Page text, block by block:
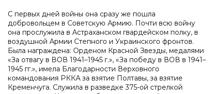
С первых дней войны она сразу же пошла
добровольцем в Советскую Армию. Почти всю войну
она прослужила в Астраханском гвардейском полку, в
воздушной Армии Степного и Украинского фронтов.
Была награждена: Орденом Красной Звезды, медалями
«За отвагу в ВОВ 1941–1945 г.», «За победу в ВОВ в 1941–
1945 гг.», имела Благодарности Верховного
командования РККА за взятие Полтавы, за взятие
Кременчуга. Служила в разведке 375-ой стрелкой